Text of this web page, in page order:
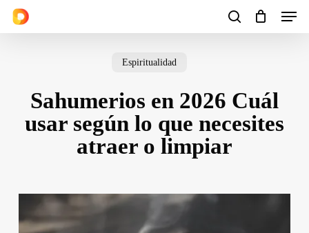
Skip
search
Menu
Cart Close
Espiritualidad
Sahumerios en 2026 Cuál
usar según lo que necesites
atraer o limpiar